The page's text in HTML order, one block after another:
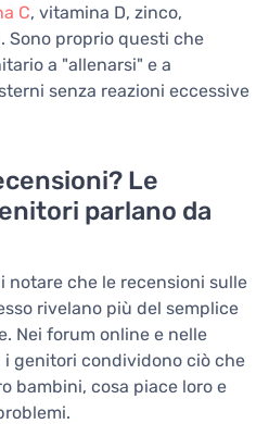
C, vitamina D, zinco,
proprio questi che
a "allenarsi" e a
senza reazioni eccessive
Le
parlano da
notare che le recensioni sulle
rivelano più del semplice
Nei forum online e nelle
genitori condividono ciò che
bambini, cosa piace loro e